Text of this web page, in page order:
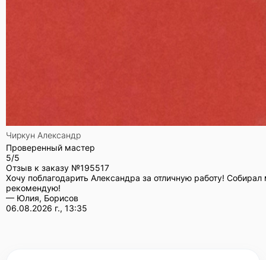
Чиркун Александр
Проверенный мастер
5/5
Отзыв к заказу №195517
Хочу поблагодарить Александра за отличную работу!
рекомендую!
— Юлия, Борисов
06.08.2026 г., 13:35